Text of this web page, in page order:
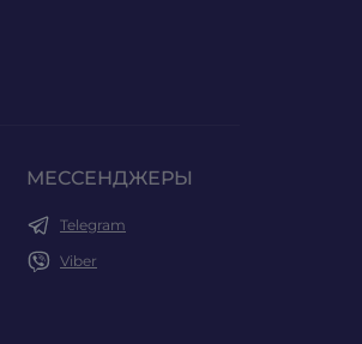
МЕССЕНДЖЕРЫ
Telegram
Viber